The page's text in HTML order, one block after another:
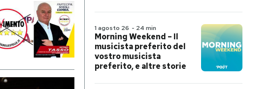
1 agosto 26 - 24 min
Morning Weekend – Il
musicista preferito del
vostro musicista
preferito, e altre storie